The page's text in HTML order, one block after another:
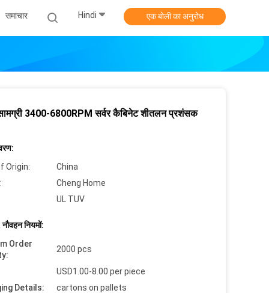
समाचार Hindi एक बोली का अनुरोध
सामग्री 3400-6800RPM सर्वर कैबिनेट शीतलन प्रशंसक
Origin:
China
Cheng Home
UL TUV
नियमों:
Order
2000 pcs
USD1.00-8.00 per piece
Details:
cartons on pallets